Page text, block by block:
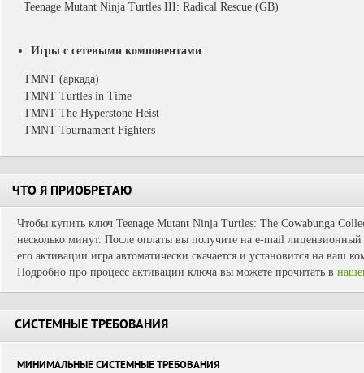
Teenage Mutant Ninja Turtles III: Radical Rescue (GB)
Игры с сетевыми компонентами:
TMNT (аркада)
TMNT Turtles in Time
TMNT The Hyperstone Heist
TMNT Tournament Fighters
ЧТО Я ПРИОБРЕТАЮ
Чтобы купить ключ Teenage Mutant Ninja Turtles: The Cowabunga
несколько минут. После оплаты вы получите на e-mail
его активации игра автоматически скачается и установится на ваш
Подробно про процесс активации ключа вы можете прочитать в
СИСТЕМНЫЕ ТРЕБОВАНИЯ
МИНИМАЛЬНЫЕ СИСТЕМНЫЕ ТРЕБОВАНИЯ